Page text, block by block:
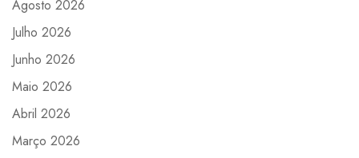
Agosto 2026
Julho 2026
Junho 2026
Maio 2026
Abril 2026
Março 2026